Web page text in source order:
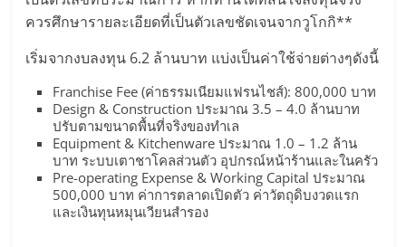
ไชส์
ขาย
แฟ
ไชส์
ไชส์
ควรศึกษารายละเอียดที่เป็นตัวเลขชัดเจนจากวูโกกิ**
เริ่มจากงบลงทุน 6.2 ล้านบาท แบ่งเป็นค่าใช้จ่ายต่างๆดังนี้
Franchise Fee (ค่าธรรมเนียมแฟรนไชส์): 800,000 บาท
Design & Construction ประมาณ 3.5 – 4.0 ล้านบาท
ปรับตามขนาดพื้นที่จริงของทำเล
Equipment & Kitchenware ประมาณ 1.0 – 1.2 ล้าน
บาท ระบบเตาชาโคลส่วนตัว อุปกรณ์หน้าร้านและในครัว
Pre-operating Expense & Working Capital ประมาณ
500,000 บาท ค่าการตลาดเปิดตัว ค่าวัตถุดิบงวดแรก
และเงินทุนหมุนเวียนสำรอง